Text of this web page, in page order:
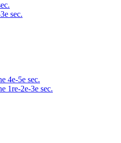
sec.
4e-5e sec.
1re-2e-3e sec.